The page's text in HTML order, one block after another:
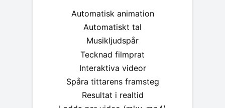
Automatisk animation
Automatiskt tal
Musikljudspår
Tecknad filmprat
Interaktiva videor
Spåra tittarens framsteg
Resultat i realtid